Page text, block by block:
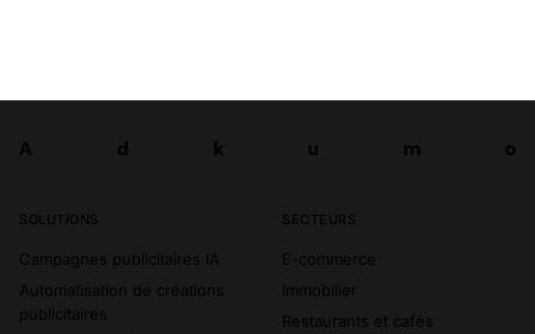
A d k u m
o
SOLUTIONS
Campagnes publicitaires IA
Automatisation de créations
publicitaires
SECTEURS
E-commerce
Immobilier
Restaurants et cafés